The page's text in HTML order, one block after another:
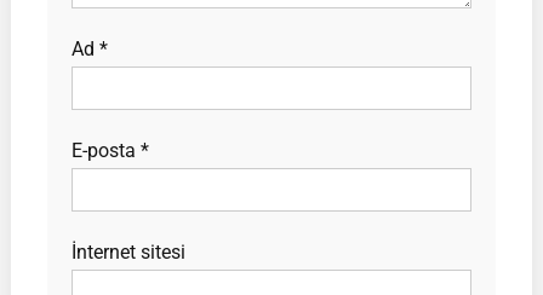
Ad *
E-posta *
İnternet sitesi